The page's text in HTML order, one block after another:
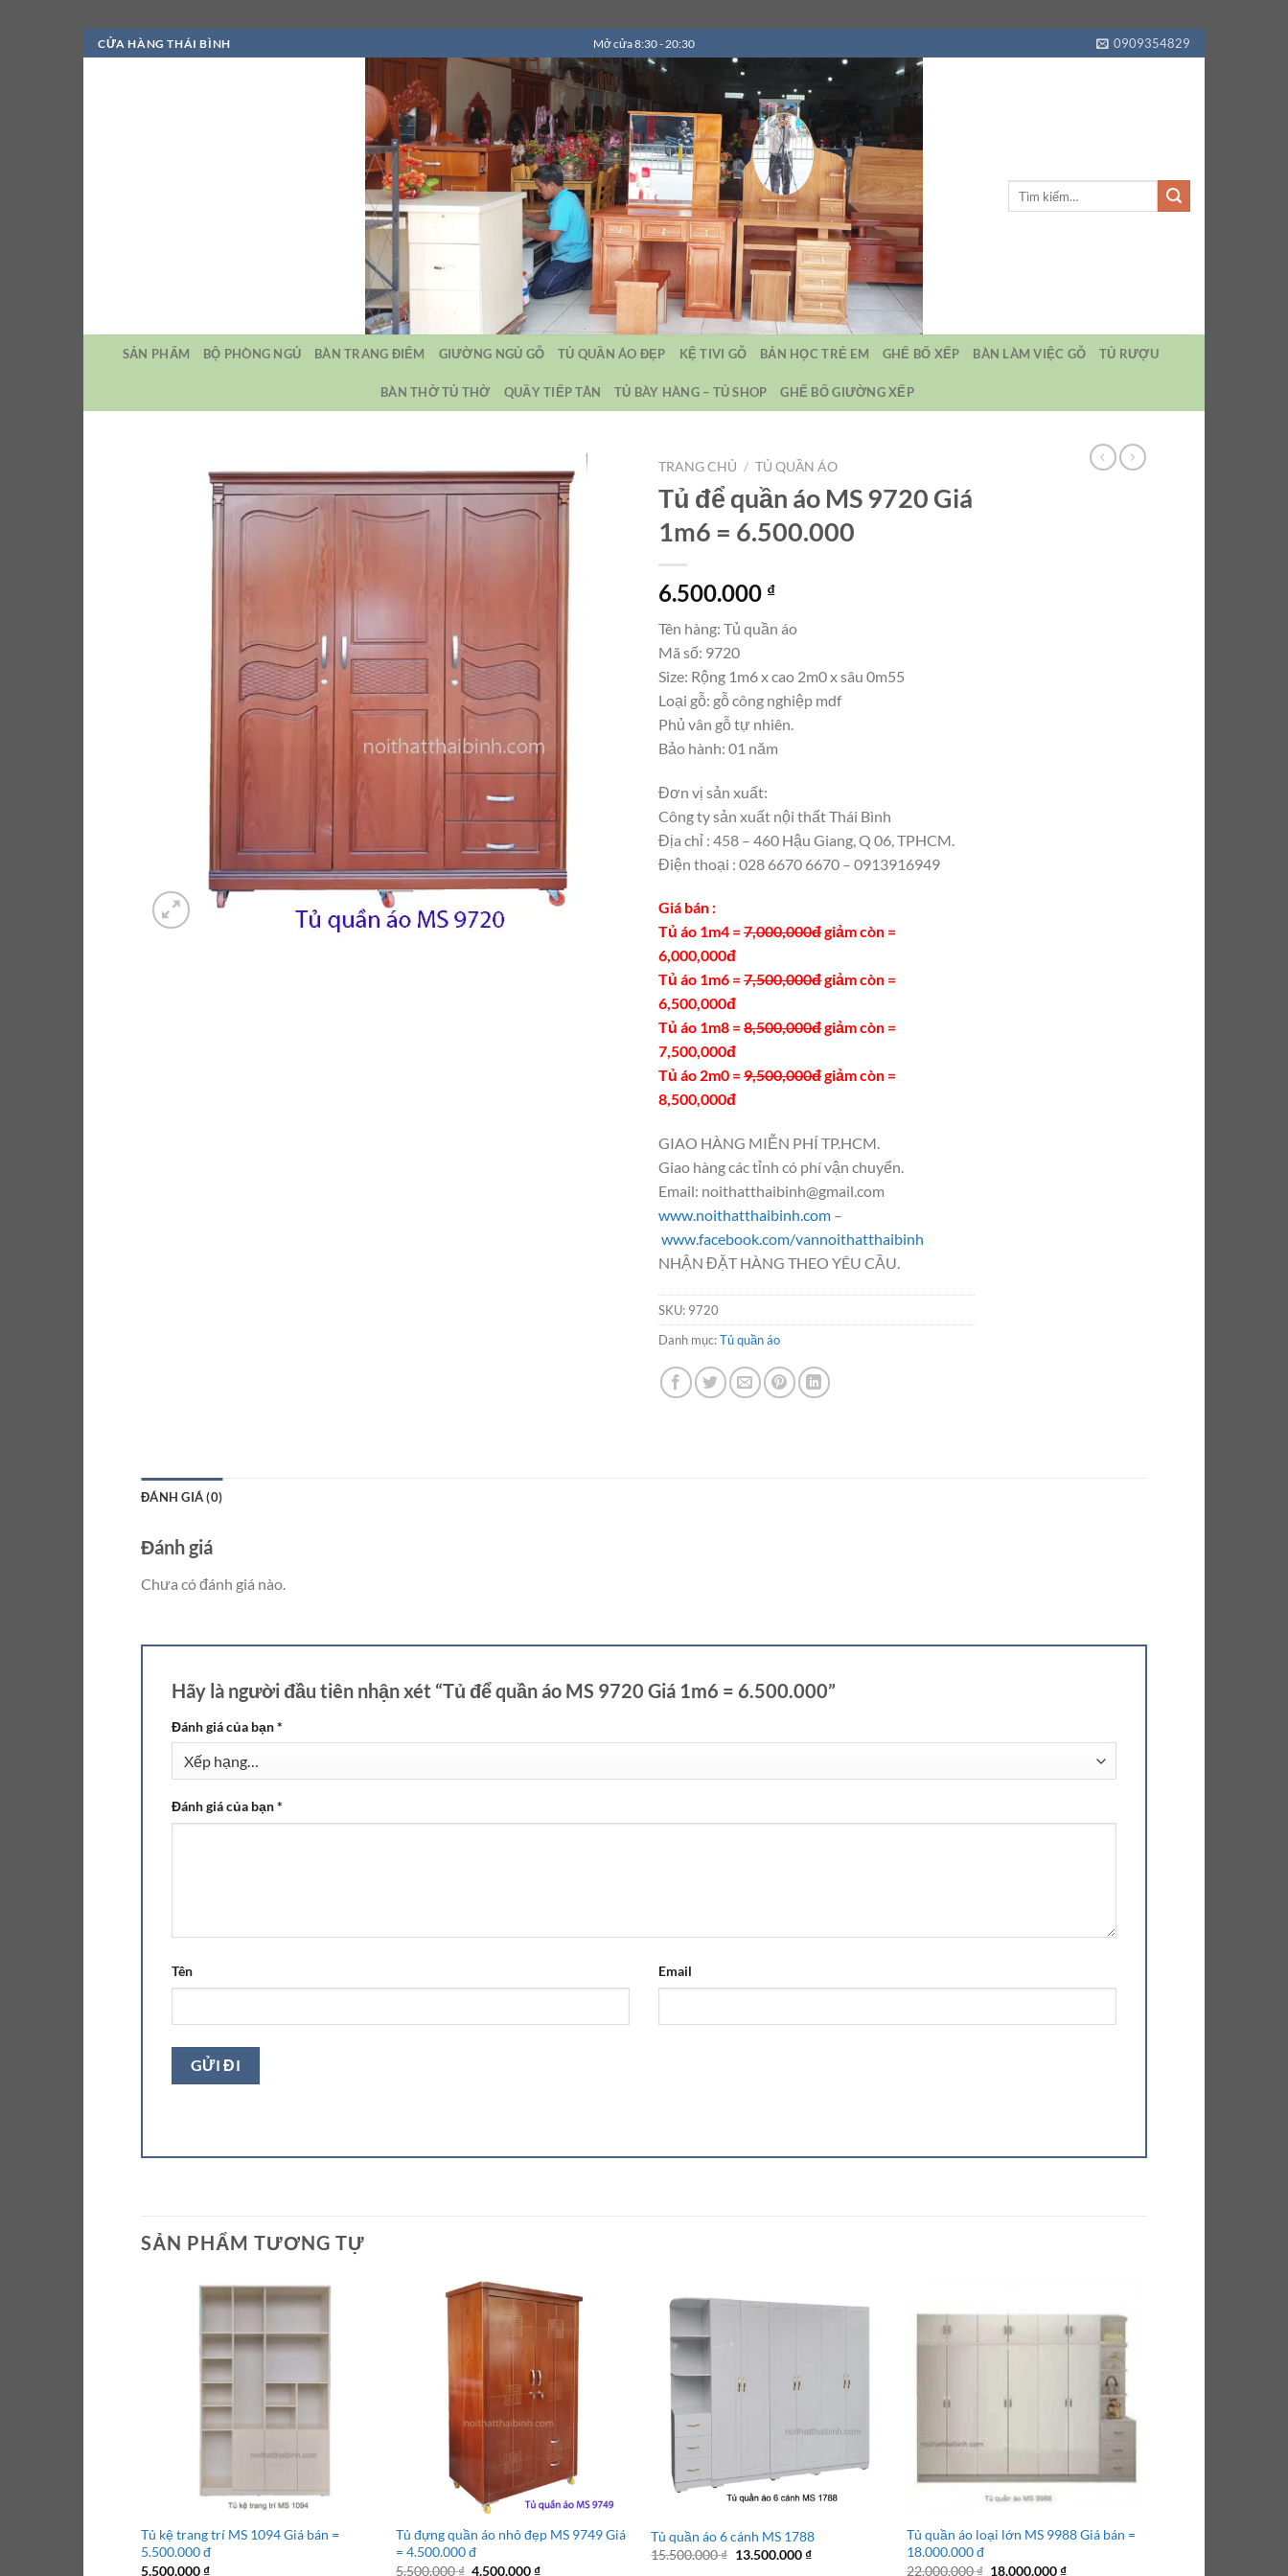
Bỏ
qua
CỬA HÀNG THÁI BÌNH Mở cửa 8:30 - 20:30 0909354829
SẢN PHẨM BỘ PHÒNG NGỦ BÀN TRANG ĐIỂM GIƯỜNG NGỦ GỖ TỦ QUẦN ÁO ĐẸP KỆ TIVI GỖ BẢN HỌC TRẺ EM GHẾ BỐ XẾP BÀN LÀM VIỆC GỖ TỦ RƯỢU
BÀN THỜ TỦ THỜ QUẦY TIẾP TÂN TỦ BÀY HÀNG – TỦ SHOP GHẾ BỐ GIƯỜNG XẾP
TRANG CHỦ / TỦ QUẦN ÁO
Tủ để quần áo MS 9720 Giá
1m6 = 6.500.000
6.500.000 ₫
Tên hàng: Tủ quần áo
Mã số: 9720
Size: Rộng 1m6 x cao 2m0 x sâu 0m55
Loại gỗ: gỗ công nghiệp mdf
Phủ vân gỗ tự nhiên.
Bảo hành: 01 năm
Đơn vị sản xuất:
Công ty sản xuất nội thất Thái Bình
Địa chỉ : 458 – 460 Hậu Giang, Q 06, TPHCM.
Điện thoại : 028 6670 6670 – 0913916949
Giá bán :
Tủ áo 1m4 =7,000,000đgiảm còn =
6,000,000đ
Tủ áo 1m6 =7,500,000đgiảm còn =
6,500,000đ
Tủ áo 1m8 =8,500,000đgiảm còn =
7,500,000đ
Tủ áo 2m0 =9,500,000đgiảm còn =
8,500,000đ
GIAO HÀNG MIỄN PHÍ TP.HCM.
Giao hàng các tỉnh có phí vận chuyển.
Email: noithatthaibinh@gmail.com
www.noithatthaibinh.com –
www.facebook.com/vannoithatthaibinh
NHẬN ĐẶT HÀNG THEO YÊU CẦU.
SKU: 9720
Danh mục:Tủ quần áo
ĐÁNH GIÁ (0)
Đánh giá
Chưa có đánh giá nào.
Hãy là người đầu tiên nhận xét “Tủ để quần áo MS 9720 Giá 1m6 = 6.500.000”
Đánh giá của bạn*
Đánh giá của bạn*
Tên Email
SẢN PHẨM TƯƠNG TỰ
Tủ kệ trang trí MS 1094 Giá bán =
5.500.000 đ
5.500.000₫
Tủ đựng quần áo nhỏ đẹp MS 9749 Giá
= 4.500.000 đ
5.500.000₫ Giá
4.500.000₫Giá
Tủ quần áo 6 cánh MS 1788
15.500.000₫ Giá
13.500.000₫Giá
Tủ quần áo loại lớn MS 9988 Giá bán =
18.000.000 đ
22.000.000₫ Giá
18.000.000₫Giá